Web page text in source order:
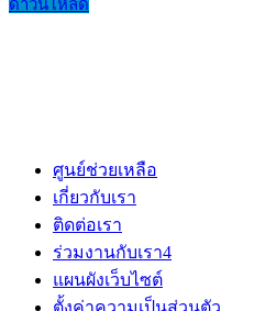
ดาวน์โหลด
ศูนย์ช่วยเหลือ
เกี่ยวกับเรา
ติดต่อเรา
ร่วมงานกับเรา4
แผนผังเว็บไซต์